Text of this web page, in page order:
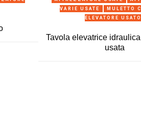
VARIE USATE
MULETTO
ELEVATORE USATO
Tavola elevatrice
usata